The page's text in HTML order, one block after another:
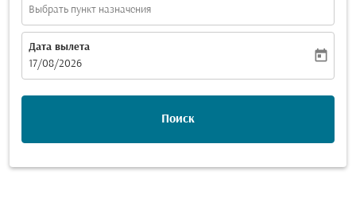
Выбрать пункт назначения
Дата вылета
fc-booking-departure-date-aria-label
17/08/2026
today
Поиск